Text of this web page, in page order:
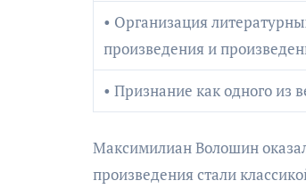
• Организация
произведения и
• Признание как одного из
Максимилиан Волошин
произведения стали